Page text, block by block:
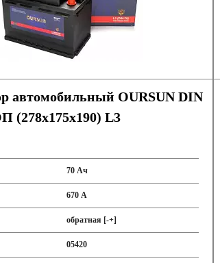
автомобильный OURSUN DIN
(278х175х190) L3
70 Ач
670 А
обратная [-+]
05420